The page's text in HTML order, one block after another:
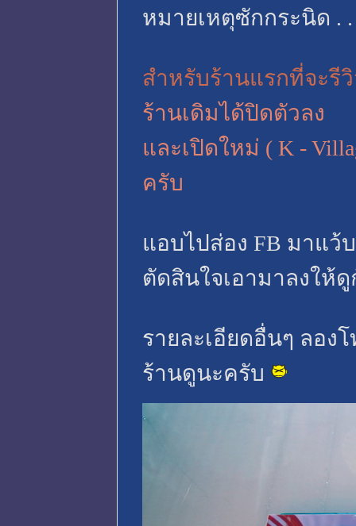
หมายเหตุซักกระนิด . .
สำหรับร้านแรกที่จะรี
ร้านเดิมได้ปิดตัวลง
และเปิดใหม่ ( K -
ครับ
แอบไปส่อง FB มาแว้
ตัดสินใจเอามาลงให้
รายละเอียดอื่นๆ ลอง
ร้านดูนะครับ